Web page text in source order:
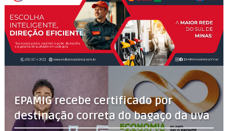
EPAMIG recebe certificado por
destinação correta do bagaço da uva